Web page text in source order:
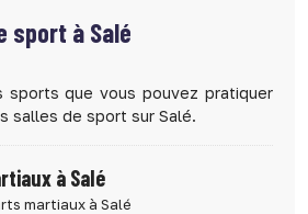
sport à Salé
sports que vous pouvez pratiquer
salles de sport sur Salé.
à Salé
martiaux à Salé